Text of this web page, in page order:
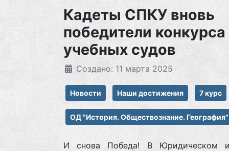
Кадеты СПКУ вновь
победители конкурса
учебных судов
Создано: 11 марта 2025
Новости Наши достижения 7 курс
ОД "История. Обществознание. География"
И снова Победа! В Юридическом